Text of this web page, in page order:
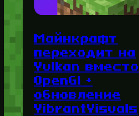
Майнкрафт
переходит на
Vulkan вместо
OpenGl +
обновление
VibrantVisuals